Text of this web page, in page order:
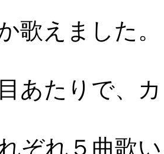
えました。
あたりで、
ぞれ５曲歌